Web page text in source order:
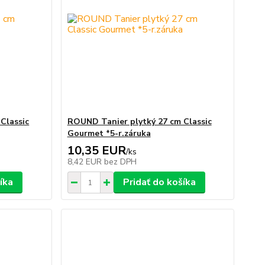
ROUND Tanier plytký 27 cm Classic
Gourmet *5-r.záruka
10,35 EUR/ks
8,42 EUR bez DPH
Pridať do košíka